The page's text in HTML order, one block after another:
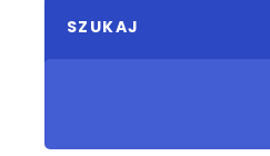
SZUKAJ